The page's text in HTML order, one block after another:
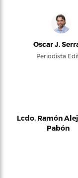
Oscar J.
Periodista
Lcdo. Ramón
Pabón